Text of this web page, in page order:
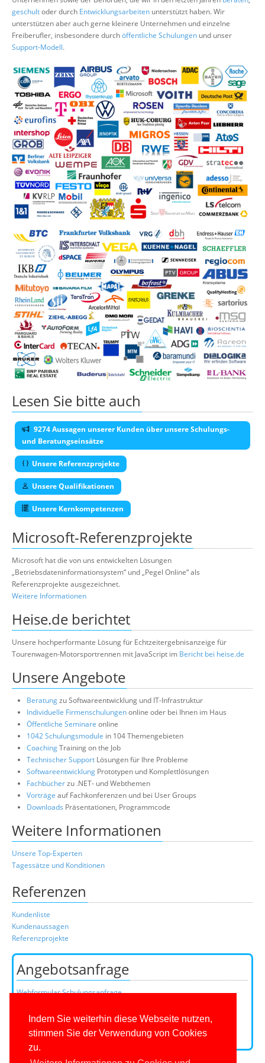
Indem Sie weiterhin diese Webseite nutzen,
stimmen Sie der Verwendung von Cookies
zu.
Über uns
Suche
geschultoder durch Entwicklungsarbeiten unterstützt haben. Wir
unterstützen aber auch gerne kleinere Unternehmen und einzelne
Freiberufler, insbesondere durchöffentliche Schulungen und unser
Support-Modell.
Lesen Sie bitte auch
9274 Aussagen unserer Kunden über unsere Schulungs-
und Beratungseinsätze
Unsere Referenzprojekte
Unsere Qualifikationen
Unsere Kernkompetenzen
Microsoft-Referenzprojekte
Microsoft hat die von uns entwickelten Lösungen
„Betriebsdateninformationsystem“ und „Pegel Online“ als
Referenzprojekte ausgezeichnet.
Weitere Informationen
Heise.de berichtet
Unsere hochperformante Lösung für Echtzeitergebnisanzeige für
Tourenwagen-Motorsportrennen mit JavaScript im Bericht bei heise.de
Unsere Angebote
Beratungzu Softwareentwicklung und IT-Infrastruktur
Individuelle Firmenschulungenonline oder bei Ihnen im Haus
Öffentliche Seminare online
1042 Schulungsmodule in 104 Themengebieten
CoachingTraining on the Job
Technischer Support Lösungen für Ihre Probleme
Softwareentwicklung Prototypen und Komplettlösungen
Fachbücherzu .NET- und Webthemen
Vorträge auf Fachkonferenzen und bei User Groups
Downloads Präsentationen, Programmcode
Weitere Informationen
Unsere Top-Experten
Tagessätze und Konditionen
Referenzen
Kundenliste
Kundenaussagen
Referenzprojekte
Angebotsanfrage
Webformular Schulungsanfrage
oder über unser Kundenteam:
Telefon
0201/649590-0
(Mo-Fr 9-16 Uhr)
E-Mail: